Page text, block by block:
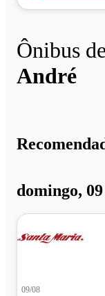
Ônibus de
André
domingo,
09/08